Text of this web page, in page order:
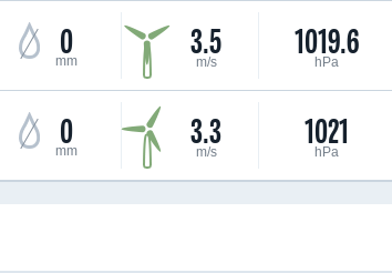
0
mm 3.5
m/s 1019.6
hPa
0
mm 3.3
m/s 1021
hPa